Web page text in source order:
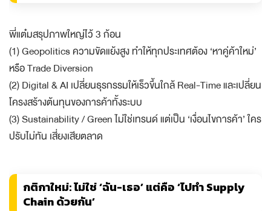
พี่แต๋มสรุปภาพใหญ่ไว้ 3 ก้อน
(1) Geopolitics ความขัดแย้งสูง ทำให้ทุกประเทศต้อง ‘หาคู่ค้าใหม่’
หรือ Trade Diversion
(2) Digital & AI เปลี่ยนธุรกรรมให้เร็วขึ้นใกล้ Real-Time และเปลี่ยน
โครงสร้างต้นทุนของการค้าทั้งระบบ
(3) Sustainability / Green ไม่ใช่เทรนด์ แต่เป็น ‘เงื่อนไขการค้า’ ใคร
ปรับไม่ทัน เสี่ยงเสียตลาด
กติกาใหม่: ไม่ใช่ ‘ฉัน-เธอ’ แต่คือ ‘ไปทำ Supply
Chain ด้วยกัน’